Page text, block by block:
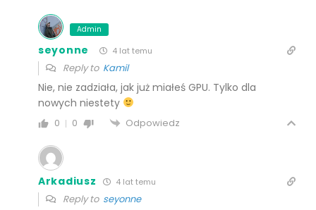
Admin
seyonne 4 lat temu
Reply to Kamil
Nie, nie zadziała, jak już miałeś GPU. Tylko dla
nowych niestety
0 0 Odpowiedz
Arkadiusz 4 lat temu
Reply to seyonne